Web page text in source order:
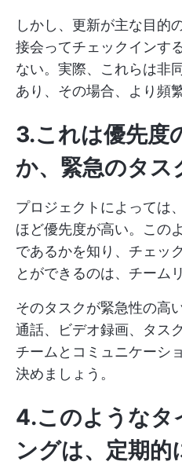
しかし、更新が主な目的
接会ってチェックインす
ない。実際、これらは非
あり、その場合、より頻
3.これは優先度
か、緊急のタス
プロジェクトによっては
ほど優先度が高い。この
であるかを知り、チェッ
とができるのは、チーム
そのタスクが緊急性の高
通話、ビデオ録画、タス
チームとコミュニケーシ
決めましょう。
4.このようなタ
ングは、定期